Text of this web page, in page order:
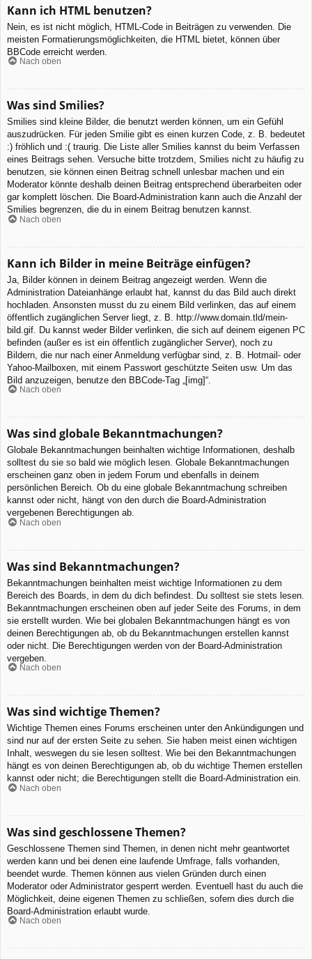
Kann ich HTML benutzen?
Nein, es ist nicht möglich, HTML-Code in Beiträgen zu verwenden. Die
meisten Formatierungsmöglichkeiten, die HTML bietet, können über
BBCode erreicht werden.
Nach oben
Was sind Smilies?
Smilies sind kleine Bilder, die benutzt werden können, um ein Gefühl
auszudrücken. Für jeden Smilie gibt es einen kurzen Code, z. B. bedeutet
:) fröhlich und :( traurig. Die Liste aller Smilies kannst du beim Verfassen
eines Beitrags sehen. Versuche bitte trotzdem, Smilies nicht zu häufig zu
benutzen, sie können einen Beitrag schnell unlesbar machen und ein
Moderator könnte deshalb deinen Beitrag entsprechend überarbeiten oder
gar komplett löschen. Die Board-Administration kann auch die Anzahl der
Smilies begrenzen, die du in einem Beitrag benutzen kannst.
Nach oben
Kann ich Bilder in meine Beiträge einfügen?
Ja, Bilder können in deinem Beitrag angezeigt werden. Wenn die
Administration Dateianhänge erlaubt hat, kannst du das Bild auch direkt
hochladen. Ansonsten musst du zu einem Bild verlinken, das auf einem
öffentlich zugänglichen Server liegt, z. B. http://www.domain.tld/mein-
bild.gif. Du kannst weder Bilder verlinken, die sich auf deinem eigenen PC
befinden (außer es ist ein öffentlich zugänglicher Server), noch zu
Bildern, die nur nach einer Anmeldung verfügbar sind, z. B. Hotmail- oder
Yahoo-Mailboxen, mit einem Passwort geschützte Seiten usw. Um das
Bild anzuzeigen, benutze den BBCode-Tag „[img]“.
Nach oben
Was sind globale Bekanntmachungen?
Globale Bekanntmachungen beinhalten wichtige Informationen, deshalb
solltest du sie so bald wie möglich lesen. Globale Bekanntmachungen
erscheinen ganz oben in jedem Forum und ebenfalls in deinem
persönlichen Bereich. Ob du eine globale Bekanntmachung schreiben
kannst oder nicht, hängt von den durch die Board-Administration
vergebenen Berechtigungen ab.
Nach oben
Was sind Bekanntmachungen?
Bekanntmachungen beinhalten meist wichtige Informationen zu dem
Bereich des Boards, in dem du dich befindest. Du solltest sie stets lesen.
Bekanntmachungen erscheinen oben auf jeder Seite des Forums, in dem
sie erstellt wurden. Wie bei globalen Bekanntmachungen hängt es von
deinen Berechtigungen ab, ob du Bekanntmachungen erstellen kannst
oder nicht. Die Berechtigungen werden von der Board-Administration
vergeben.
Nach oben
Was sind wichtige Themen?
Wichtige Themen eines Forums erscheinen unter den Ankündigungen und
sind nur auf der ersten Seite zu sehen. Sie haben meist einen wichtigen
Inhalt, weswegen du sie lesen solltest. Wie bei den Bekanntmachungen
hängt es von deinen Berechtigungen ab, ob du wichtige Themen erstellen
kannst oder nicht; die Berechtigungen stellt die Board-Administration ein.
Nach oben
Was sind geschlossene Themen?
Geschlossene Themen sind Themen, in denen nicht mehr geantwortet
werden kann und bei denen eine laufende Umfrage, falls vorhanden,
beendet wurde. Themen können aus vielen Gründen durch einen
Moderator oder Administrator gesperrt werden. Eventuell hast du auch die
Möglichkeit, deine eigenen Themen zu schließen, sofern dies durch die
Board-Administration erlaubt wurde.
Nach oben